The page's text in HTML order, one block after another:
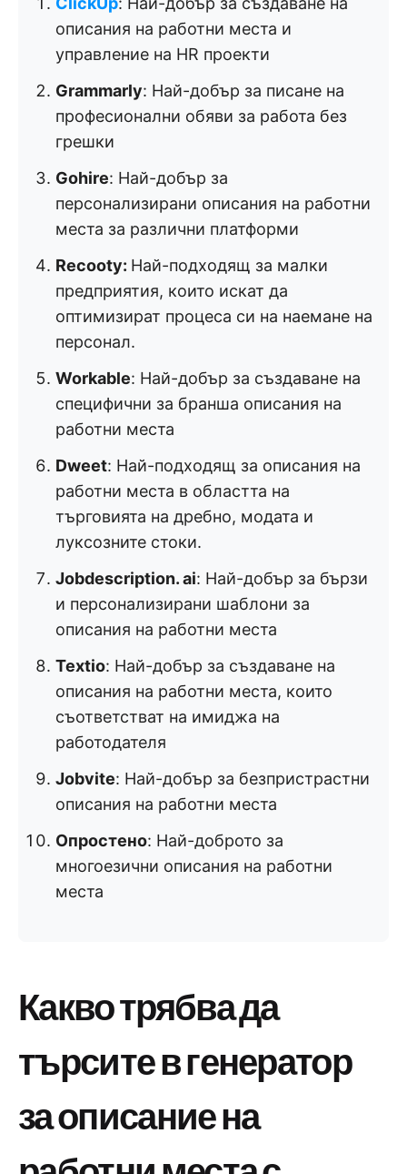
описания на работни места и
управление на HR проекти
Grammarly: Най-добър за писане на
професионални обяви за работа без
грешки
Gohire: Най-добър за
персонализирани описания на работни
места за различни платформи
Recooty: Най-подходящ за малки
предприятия, които искат да
оптимизират процеса си на наемане на
персонал.
Workable: Най-добър за създаване на
специфични за бранша описания на
работни места
Dweet: Най-подходящ за описания на
работни места в областта на
търговията на дребно, модата и
луксозните стоки.
Jobdescription. ai: Най-добър за бързи
и персонализирани шаблони за
описания на работни места
Textio: Най-добър за създаване на
описания на работни места, които
съответстват на имиджа на
работодателя
Jobvite: Най-добър за безпристрастни
описания на работни места
Опростено: Най-доброто за
многоезични описания на работни
места
Какво трябва да
търсите в генератор
за описание на